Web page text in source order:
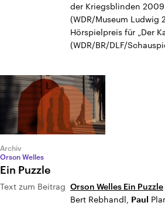
der Kriegsblinden 2009
(WDR/Museum Ludwig
Hörspielpreis für „Der
(WDR/BR/DLF/
Archiv
Orson Welles
Ein Puzzle
Text zum Beitrag Orson Welles Ein Puzzle
Bert Rebhandl,
Paul